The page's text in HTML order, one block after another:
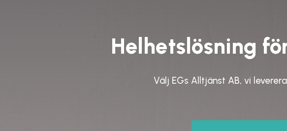
Helhetslösning
Välj EGs Alltjänst AB, vi